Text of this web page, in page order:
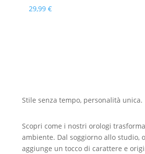
29,99 €
Stile senza tempo, personalità unica.
Scopri come i nostri orologi
ambiente. Dal soggiorno allo studio,
aggiunge un tocco di carattere e